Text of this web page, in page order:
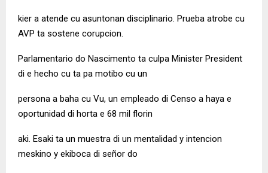
kier a atende cu asuntonan disciplinario. Prueba atrobe cu
AVP ta sostene corupcion.
Parlamentario do Nascimento ta culpa Minister President
di e hecho cu ta pa motibo cu un
persona a baha cu Vu, un empleado di Censo a haya e
oportunidad di horta e 68 mil florin
aki. Esaki ta un muestra di un mentalidad y intencion
meskino y ekiboca di señor do